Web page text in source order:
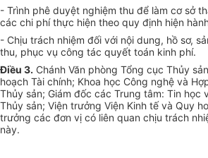
- Trình phê duyệt nghiệm thu để làm cơ sở
các chi phí thực hiện theo quy định hiện
- Chịu trách nhiệm đối với nội dung, hồ sơ,
thu, phục vụ công tác quyết toán kinh phí.
Điều 3. Chánh Văn phòng Tổng cục Thủy
hoạch Tài chính; Khoa học Công nghệ và
Thủy sản; Giám đốc các Trung tâm: Tin học
Thủy sản; Viện trưởng Viện Kinh tế và Quy
trưởng các đơn vị có liên quan chịu trách
này.